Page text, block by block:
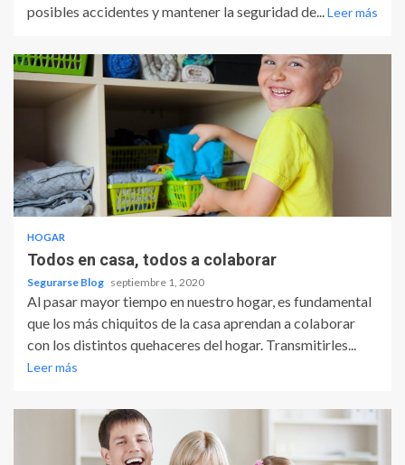
posibles accidentes y mantener la seguridad de...Leer más
HOGAR
Todos en casa, todos a colaborar
Segurarse Blog septiembre 1, 2020
Al pasar mayor tiempo en nuestro hogar, es fundamental
que los más chiquitos de la casa aprendan a colaborar
con los distintos quehaceres del hogar. Transmitirles...
Leer más